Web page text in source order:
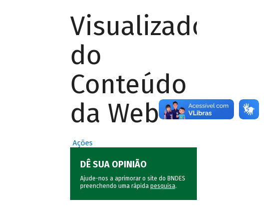
Visualizador
do
Conteúdo
da Web
Ações
DÊ SUA OPINIÃO
Ajude-nos a aprimorar o site do BNDES
preenchendo uma rápida pesquisa.